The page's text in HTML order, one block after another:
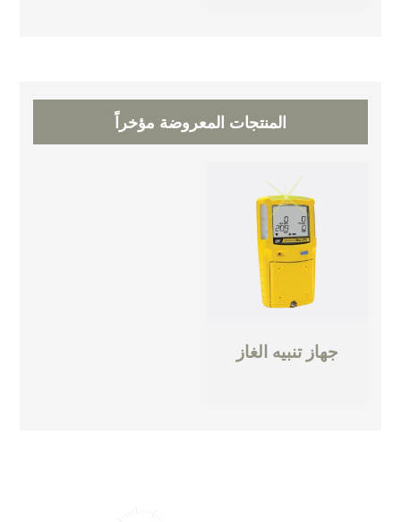
المنتجات المعروضة مؤخراً
جهاز تنبيه الغاز